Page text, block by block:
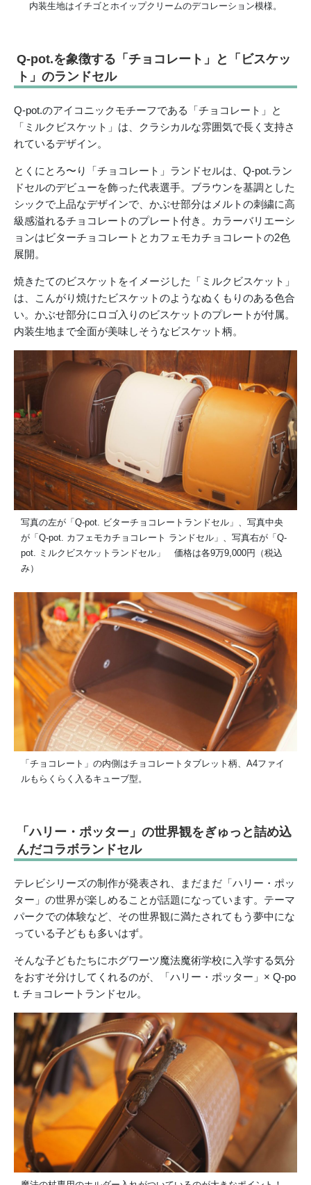
内装生地はイチゴとホイップクリームのデコレーション模様。
Q-pot.を象徴する「チョコレート」と「ビスケッ
ト」のランドセル
Q-pot.のアイコニックモチーフである「チョコレート」と
「ミルクビスケット」は、クラシカルな雰囲気で長く支持さ
れているデザイン。
とくにとろ〜り「チョコレート」ランドセルは、Q-pot.ラン
ドセルのデビューを飾った代表選手。ブラウンを基調とした
シックで上品なデザインで、かぶせ部分はメルトの刺繍に高
級感溢れるチョコレートのプレート付き。カラーバリエーシ
ョンはビターチョコレートとカフェモカチョコレートの2色
展開。
焼きたてのビスケットをイメージした「ミルクビスケット」
は、こんがり焼けたビスケットのようなぬくもりのある色合
い。かぶせ部分にロゴ入りのビスケットのプレートが付属。
内装生地まで全面が美味しそうなビスケット柄。
写真の左が「Q-pot. ビターチョコレートランドセル」、写真中央
が「Q-pot. カフェモカチョコレート ランドセル」、写真右が「Q-
pot. ミルクビスケットランドセル」 価格は各9万9,000円（税込
み）
「チョコレート」の内側はチョコレートタブレット柄、A4ファイ
ルもらくらく入るキューブ型。
「ハリー・ポッター」の世界観をぎゅっと詰め込
んだコラボランドセル
テレビシリーズの制作が発表され、まだまだ「ハリー・ポッ
ター」の世界が楽しめることが話題になっています。テーマ
パークでの体験など、その世界観に満たされてもう夢中にな
っている子どもも多いはず。
そんな子どもたちにホグワーツ魔法魔術学校に入学する気分
をおすそ分けしてくれるのが、「ハリー・ポッター」× Q-po
t. チョコレートランドセル。